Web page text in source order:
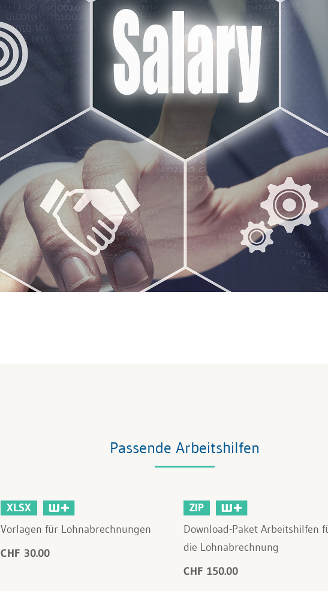
Passende Arbeitshilfen
XLSX
Vorlagen für Lohnabrechnungen
CHF 30.00
ZIP
Download-Paket Arbeitshilfen
die Lohnabrechnung
CHF 150.00